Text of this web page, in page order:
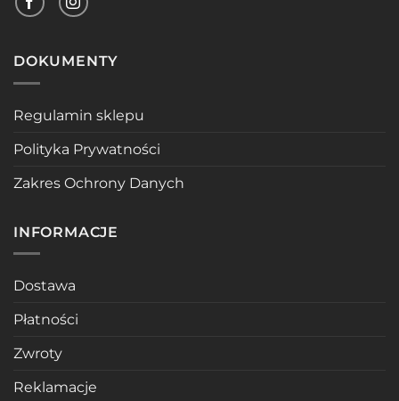
DOKUMENTY
Regulamin sklepu
Polityka Prywatności
Zakres Ochrony Danych
INFORMACJE
Dostawa
Płatności
Zwroty
Reklamacje